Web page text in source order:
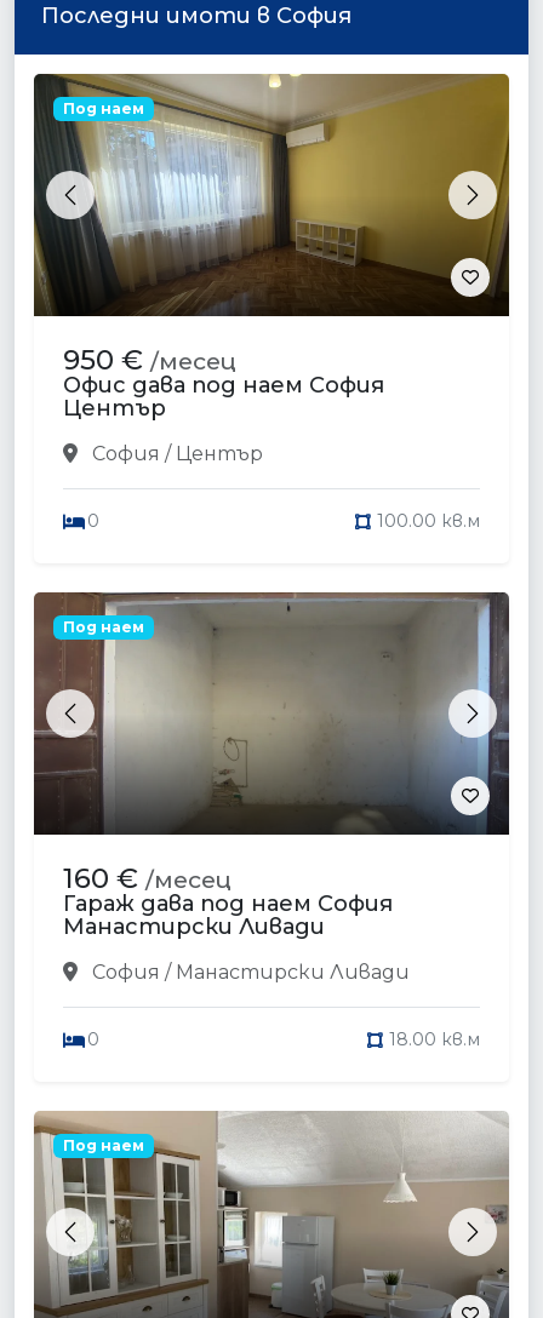
Последни имоти в София
Previous Next
Под наем
950 € /месец
Офис дава под наем София
Център
София / Център
0 100.00 кв.м
Previous Next
Под наем
160 € /месец
Гараж дава под наем София
Манастирски Ливади
София / Манастирски Ливади
0 18.00 кв.м
Previous Next
Под наем